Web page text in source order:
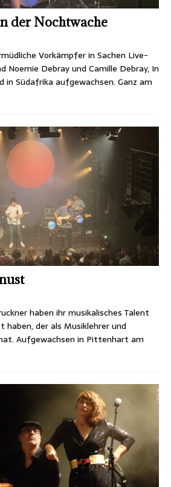
der Nochtwache
Vorkämpfer in Sachen Live-
Noemie Debray und Camille Debray, In
in Südafrika aufgewachsen. Ganz am
haben ihr musikalisches Talent
haben, der als Musiklehrer und
Aufgewachsen in Pittenhart am